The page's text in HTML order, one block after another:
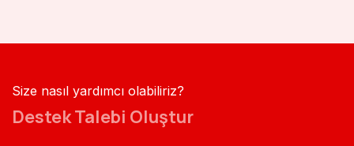
Size nasıl yardımcı olabiliriz?
Destek Talebi Oluştur